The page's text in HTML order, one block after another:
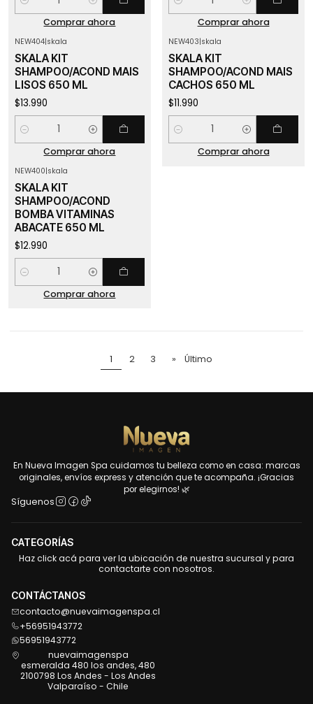
Cantidad
Comprar ahora
Cantidad
Comprar ahora
NEW404|skala
SKALA KIT
SHAMPOO/ACOND MAIS
LISOS 650 ML
$13.990
Cantidad
Comprar ahora
NEW403|skala
SKALA KIT
SHAMPOO/ACOND MAIS
CACHOS 650 ML
$11.990
Cantidad
Comprar ahora
NEW400|skala
SKALA KIT
SHAMPOO/ACOND
BOMBA VITAMINAS
ABACATE 650 ML
$12.990
Cantidad
Comprar ahora
1 2 3 » Último
En Nueva Imagen Spa cuidamos tu belleza como en casa: marcas
originales, envíos express y atención que te acompaña. ¡Gracias
por elegirnos! 🌿
Síguenos
CATEGORÍAS
Haz click acá para ver la ubicación de nuestra sucursal y para
contactarte con nosotros.
CONTÁCTANOS
contacto@nuevaimagenspa.cl
+56951943772
56951943772
nuevaimagenspa
esmeralda 480 los andes, 480
2100798 Los Andes - Los Andes
Valparaíso - Chile